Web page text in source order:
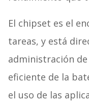
El chipset es el
tareas, y está
administración de
eficiente de la
el uso de las